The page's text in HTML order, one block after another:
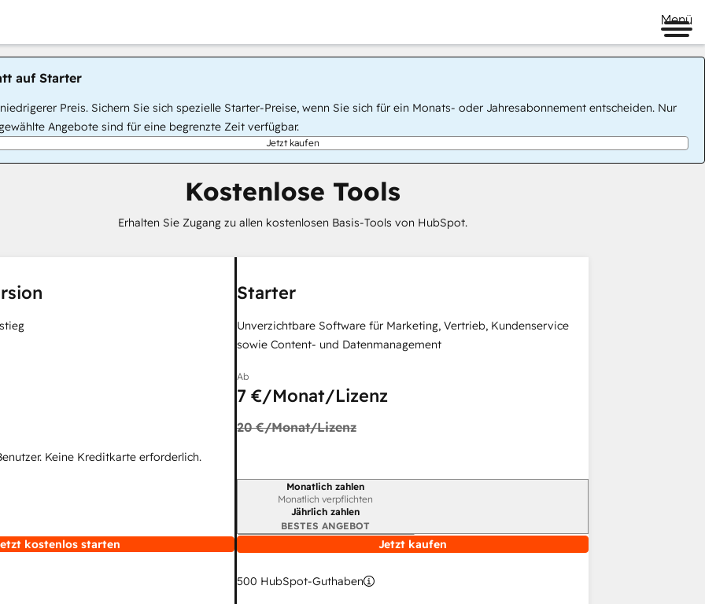
Menü
auf Starter
Preis. Sichern Sie sich spezielle Starter-Preise, wenn Sie sich für ein Monats- oder Jahresabonnement entscheiden. Nur
Angebote sind für eine begrenzte Zeit verfügbar.
Jetzt kaufen
Kostenlose Tools
Erhalten Sie Zugang zu allen kostenlosen Basis-Tools von HubSpot.
Keine Kreditkarte erforderlich.
kostenlos starten
Starter
Unverzichtbare Software für Marketing, Vertrieb, Kundenservice
sowie Content- und Datenmanagement
Ab
7 €/Monat/Lizenz
20 €/Monat/Lizenz
Abrechnungszeitraum
Monatlich zahlen
Monatlich verpflichten
Jährlich zahlen
BESTES ANGEBOT
Jetzt kaufen
500 HubSpot-Guthaben